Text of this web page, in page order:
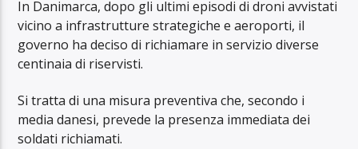
In Danimarca, dopo gli ultimi episodi di droni avvistati
vicino a infrastrutture strategiche e aeroporti, il
governo ha deciso di richiamare in servizio diverse
centinaia di riservisti.
Si tratta di una misura preventiva che, secondo i
media danesi, prevede la presenza immediata dei
soldati richiamati.